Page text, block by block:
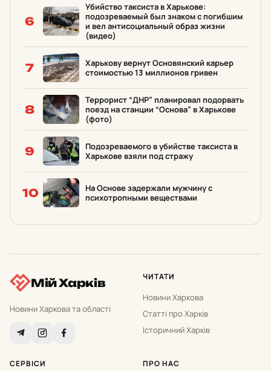
6
Убийство таксиста в Харькове:
подозреваемый был знаком с погибшим
и вел антисоциальный образ жизни
(видео)
7
Харькову вернут Основянский карьер
стоимостью 13 миллионов гривен
8
Террорист “ДНР” планировал подорвать
поезд на станции “Основа” в Харькове
(фото)
9
Подозреваемого в убийстве таксиста в
Харькове взяли под стражу
10
На Основе задержали мужчину с
психотропными веществами
Мій Харків
Новини Харкова та області
ЧИТАТИ
Новини Харкова
Статті про Харків
Історичний Харків
СЕРВІСИ ПРО НАС